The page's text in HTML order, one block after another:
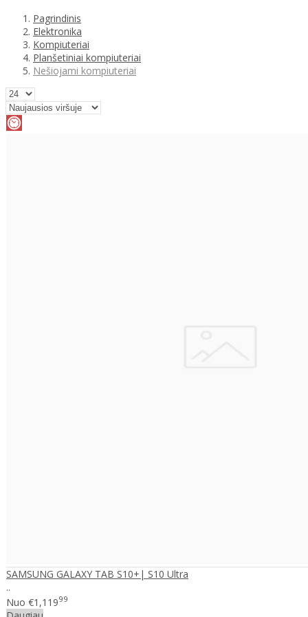
Pagrindinis
Elektronika
Kompiuteriai
Planšetiniai kompiuteriai
Nešiojami kompiuteriai
SAMSUNG GALAXY TAB S10+| S10 Ultra
..
Nuo €1,11999